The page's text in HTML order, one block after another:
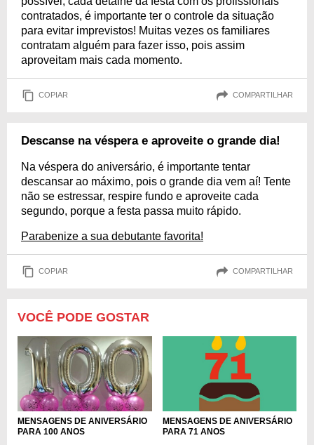
contratados, é importante ter o controle da situação
para evitar imprevistos! Muitas vezes os familiares
contratam alguém para fazer isso, pois assim
aproveitam mais cada momento.
COPIAR COMPARTILHAR
Descanse na véspera e aproveite o grande dia!
Na véspera do aniversário, é importante tentar
descansar ao máximo, pois o grande dia vem aí! Tente
não se estressar, respire fundo e aproveite cada
segundo, porque a festa passa muito rápido.
Parabenize a sua debutante favorita!
COPIAR COMPARTILHAR
VOCÊ PODE GOSTAR
MENSAGENS DE ANIVERSÁRIO
PARA 100 ANOS
MENSAGENS DE ANIVERSÁRIO
PARA 71 ANOS